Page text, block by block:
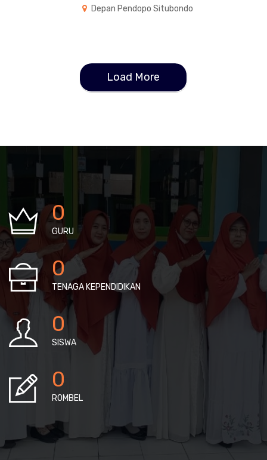
Depan Pendopo Situbondo
Load More
0
GURU
0
TENAGA KEPENDIDIKAN
0
SISWA
0
ROMBEL